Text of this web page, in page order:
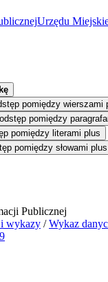
Urzędu
pomiędzy wierszami
odstęp pomiędzy
pomiędzy literami plus
pomiędzy słowami plus
wykazy /Wykaz